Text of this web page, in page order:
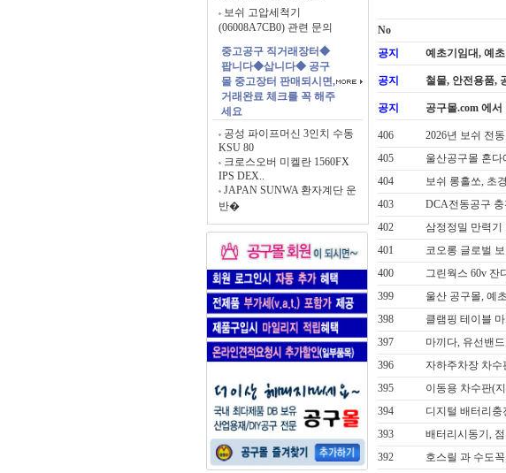
보쉬 고압세척기
(06008A7CB0) 관련 문의
중고공구 직거래장터◆
팝니다◆삽니다◆ 공구
몰 중고장터 판매되시면,
거래완료 체크를 꼭 해주
세요
공성 파이프머신 3인치 수동
KSU 80
크로스오버 미켈란 1560FX
IPS DEX..
JAPAN SUNWA 환자계단 운
반�
No
공지
예초기임대, 예
공지 철물, 안전용품,
공지 공구몰.com 에
406 2026년 보쉬 전
405
울산공구몰 혼다
404
보쉬 롱홀쏘, 초
403
DCA전동공구
402
삼정정밀 만력기
401
코오롱 글로벌
400
그린웍스 60v 잔
399
울산 공구몰, 예
398
클램핑 테이블
397
마끼다, 유선밴
396
자하주차장 차수
395
이동용 차수판(
394
디지털 배터리충
393
배터리시동기,
392
호스릴 과 수도